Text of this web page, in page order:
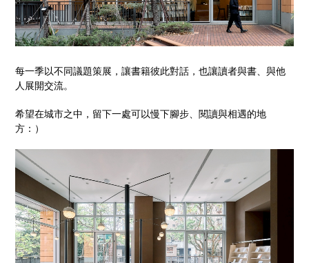
每一季以不同議題策展，讓書籍彼此對話，也讓讀者與書、與他
人展開交流。
希望在城市之中，留下一處可以慢下腳步、閱讀與相遇的地
方：）